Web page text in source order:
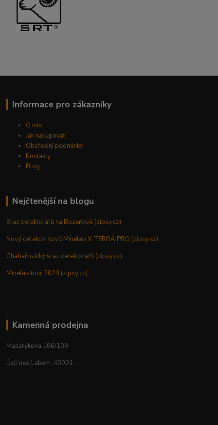
Informace pro zákazníky
O nás
Jak nakupovat
Obchodní podmínky
Kontakty
Blog
Nejčtenější na blogu
Sraz detektorářů na Bozeňově (zipsy.cz)
Nový detektor kovů Minelab X TERRA PRO (zipsy.cz)
Chabařovický sraz detektorářů (zipsy.cz)
Minelab tour 2023 (zipsy.cz)
Kamenná prodejna
Masarykova 186/109
Ústí nad Labem, 40001